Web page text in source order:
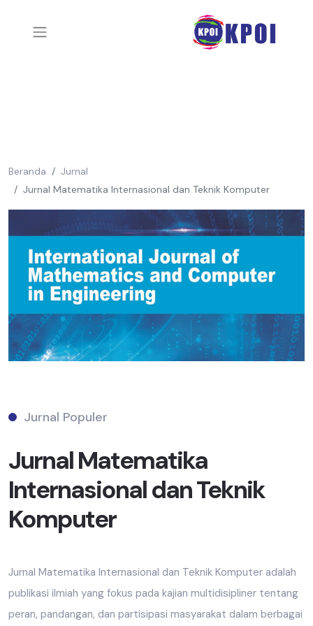
Beranda
Jurnal
Jurnal Matematika Internasional dan Teknik Komputer
Jurnal Populer
Jurnal Matematika
Internasional dan Teknik
Komputer
Jurnal Matematika Internasional dan Teknik Komputer adalah
publikasi ilmiah yang fokus pada kajian multidisipliner tentang
peran, pandangan, dan partisipasi masyarakat dalam berbagai